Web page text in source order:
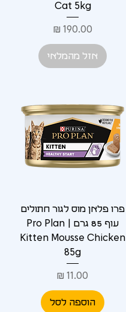
Cat 5kg
מחיר
אזל מהמלאי
פרו פלאן מוס לגור חתולים
עוף 85 גרם | Pro Plan
Kitten Mousse Chicken
85g
מחיר
הוספה לסל